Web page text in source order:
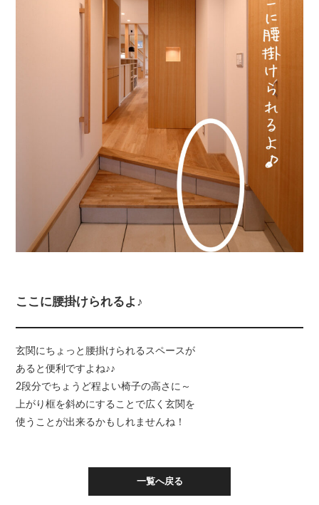
ここに腰掛けられるよ♪
玄関にちょっと腰掛けられるスペースが
あると便利ですよね♪♪
2段分でちょうど程よい椅子の高さに～
上がり框を斜めにすることで広く玄関を
使うことが出来るかもしれませんね！
一覧へ戻る